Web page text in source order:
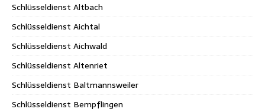
Schlüsseldienst Altbach
Schlüsseldienst Aichtal
Schlüsseldienst Aichwald
Schlüsseldienst Altenriet
Schlüsseldienst Baltmannsweiler
Schlüsseldienst Bempflingen